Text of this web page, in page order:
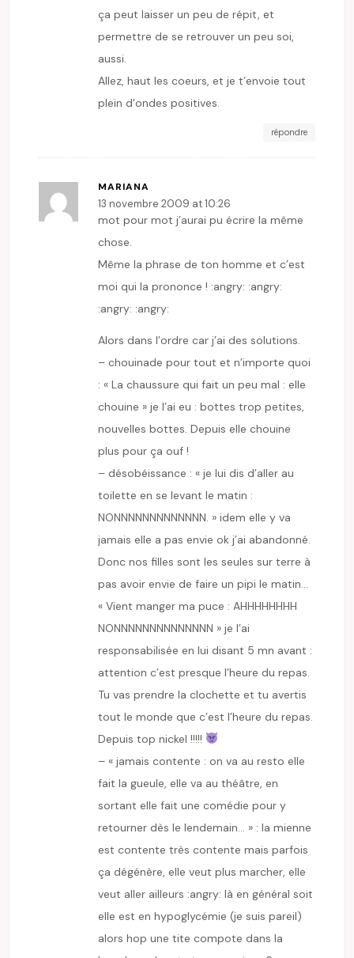
ça peut laisser un peu de répit, et
permettre de se retrouver un peu soi,
aussi.
Allez, haut les coeurs, et je t’envoie tout
plein d’ondes positives.
répondre
MARIANA
13 novembre 2009 at 10:26
mot pour mot j’aurai pu écrire la même
chose.
Même la phrase de ton homme et c’est
moi qui la prononce ! :angry: :angry:
:angry: :angry:
Alors dans l’ordre car j’ai des solutions.
– chouinade pour tout et n’importe quoi
: « La chaussure qui fait un peu mal : elle
chouine » je l’ai eu : bottes trop petites,
nouvelles bottes. Depuis elle chouine
plus pour ça ouf !
– désobéissance : « je lui dis d’aller au
toilette en se levant le matin :
NONNNNNNNNNNNNN. » idem elle y va
jamais elle a pas envie ok j’ai abandonné.
Donc nos filles sont les seules sur terre à
pas avoir envie de faire un pipi le matin…
« Vient manger ma puce : AHHHHHHHH
NONNNNNNNNNNNNNN » je l’ai
responsabilisée en lui disant 5 mn avant :
attention c’est presque l’heure du repas.
Tu vas prendre la clochette et tu avertis
tout le monde que c’est l’heure du repas.
Depuis top nickel !!!!!
– « jamais contente : on va au resto elle
fait la gueule, elle va au théâtre, en
sortant elle fait une comédie pour y
retourner dès le lendemain… » : la mienne
est contente très contente mais parfois
ça dégénère, elle veut plus marcher, elle
veut aller ailleurs :angry: là en général soit
elle est en hypoglycémie (je suis pareil)
alors hop une tite compote dans la